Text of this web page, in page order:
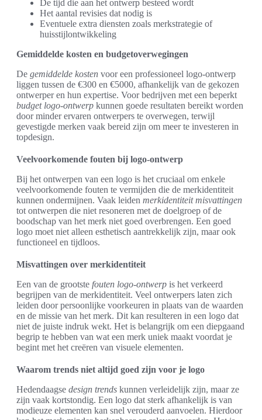
De tijd die aan het ontwerp besteed wordt
Het aantal revisies dat nodig is
Eventuele extra diensten zoals merkstrategie of
huisstijlontwikkeling
Gemiddelde kosten en budgetoverwegingen
De gemiddelde kosten voor een professioneel logo-ontwerp
liggen tussen de €300 en €5000, afhankelijk van de gekozen
ontwerper en hun expertise. Voor bedrijven met een beperkt
budget logo-ontwerp kunnen goede resultaten bereikt worden
door minder ervaren ontwerpers te overwegen, terwijl
gevestigde merken vaak bereid zijn om meer te investeren in
topdesign.
Veelvoorkomende fouten bij logo-ontwerp
Bij het ontwerpen van een logo is het cruciaal om enkele
veelvoorkomende fouten te vermijden die de merkidentiteit
kunnen ondermijnen. Vaak leiden merkidentiteit misvattingen
tot ontwerpen die niet resoneren met de doelgroep of de
boodschap van het merk niet goed overbrengen. Een goed
logo moet niet alleen esthetisch aantrekkelijk zijn, maar ook
functioneel en tijdloos.
Misvattingen over merkidentiteit
Een van de grootste fouten logo-ontwerp is het verkeerd
begrijpen van de merkidentiteit. Veel ontwerpers laten zich
leiden door persoonlijke voorkeuren in plaats van de waarden
en de missie van het merk. Dit kan resulteren in een logo dat
niet de juiste indruk wekt. Het is belangrijk om een diepgaand
begrip te hebben van wat een merk uniek maakt voordat je
begint met het creëren van visuele elementen.
Waarom trends niet altijd goed zijn voor je logo
Hedendaagse design trends kunnen verleidelijk zijn, maar ze
zijn vaak kortstondig. Een logo dat sterk afhankelijk is van
modieuze elementen kan snel verouderd aanvoelen. Hierdoor